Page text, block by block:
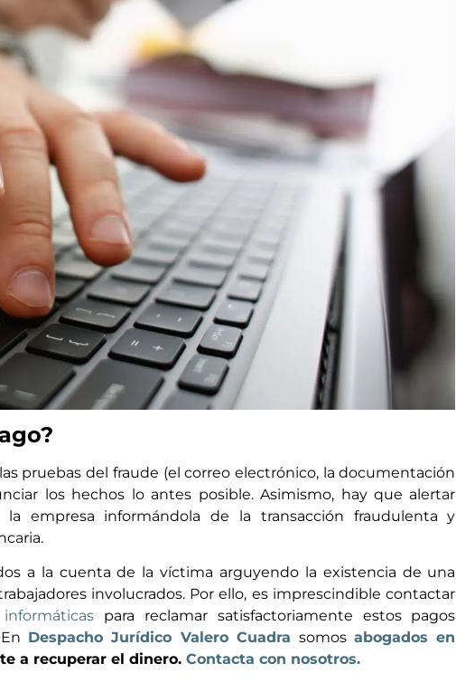
pruebas del fraude (el correo electrónico, la documentación
los hechos lo antes posible. Asimismo, hay que alertar
empresa informándola de la transacción fraudulenta y
a la cuenta de la víctima arguyendo la existencia de una
involucrados. Por ello, es imprescindible contactar
para reclamar satisfactoriamente estos pagos
Despacho Jurídico Valero Cuadra somosabogados en
a recuperar el dinero. Contacta con nosotros.